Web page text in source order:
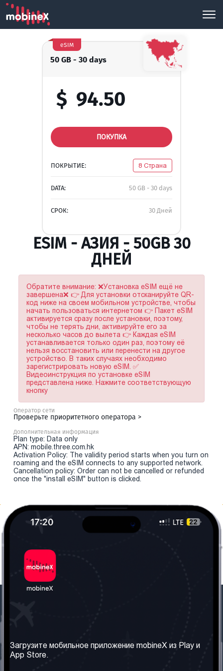
50 GB - 30 days
eSIM
$ 94.50
ПОКУПКА
ПОКРЫТИЕ: 8 Страна
DATA: 50 GB - 30 days
СРОК: 30 Дней
ESIM - АЗИЯ - 50GB 30
ДНЕЙ
Обратите внимание: ❌Установка eSIM ещё не
завершена❌ 👉 Для установки отсканируйте QR-
код ниже на своем мобильном устройстве, чтобы
начать пользоваться интернетом 👉 Пакет eSIM
активируется сразу после установки, поэтому,
чтобы не терять дни, активируйте его за
несколько часов до вылета 👉 Каждая eSIM
устанавливается только один раз, поэтому её
нельзя восстановить или перенести на другое
устройство. В таких случаях необходимо
зарегистрировать новую eSIM. ✅
Видеоинструкция по установке eSIM
представлена ниже. Нажмите соответствующую
кнопку
Оператор сети
Проверьте приоритетного оператора >
Дополнительная информация
Plan type: Data only
APN: mobile.three.com.hk
Activation Policy: The validity period starts when you turn on
roaming and the eSIM connects to any supported network.
Cancellation policy: Order can not be cancelled or refunded
once the "install eSIM" button is clicked.
Наши сервисы
Правила и Условия
Загрузите мобильное приложение mobineX из Play и
App Store.